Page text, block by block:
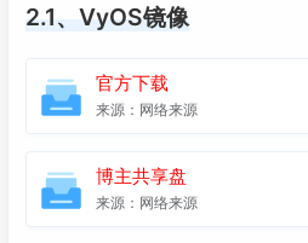
2.1、VyOS镜像
官方下载
来源：网络来源
博主共享盘
来源：网络来源